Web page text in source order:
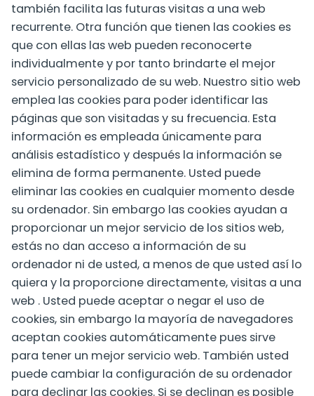
también facilita las futuras visitas a una web
recurrente. Otra función que tienen las cookies es
que con ellas las web pueden reconocerte
individualmente y por tanto brindarte el mejor
servicio personalizado de su web. Nuestro sitio web
emplea las cookies para poder identificar las
páginas que son visitadas y su frecuencia. Esta
información es empleada únicamente para
análisis estadístico y después la información se
elimina de forma permanente. Usted puede
eliminar las cookies en cualquier momento desde
su ordenador. Sin embargo las cookies ayudan a
proporcionar un mejor servicio de los sitios web,
estás no dan acceso a información de su
ordenador ni de usted, a menos de que usted así lo
quiera y la proporcione directamente, visitas a una
web . Usted puede aceptar o negar el uso de
cookies, sin embargo la mayoría de navegadores
aceptan cookies automáticamente pues sirve
para tener un mejor servicio web. También usted
puede cambiar la configuración de su ordenador
para declinar las cookies. Si se declinan es posible